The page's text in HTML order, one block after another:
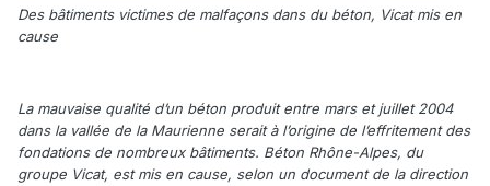
Des bâtiments victimes de malfaçons dans du béton, Vicat mis en
cause
La mauvaise qualité d’un béton produit entre mars et juillet 2004
dans la vallée de la Maurienne serait à l’origine de l’effritement des
fondations de nombreux bâtiments. Béton Rhône-Alpes, du
groupe Vicat, est mis en cause, selon un document de la direction